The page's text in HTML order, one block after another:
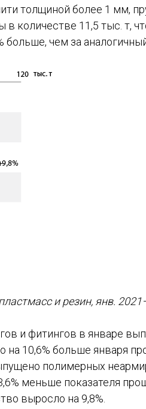
толщиной более 1 мм,
количестве 11,5 тыс. т,
чем за
и резин, янв.
и фитингов в январе
10,6% больше января
полимерных
меньше показателя
выросло на 9,8%.